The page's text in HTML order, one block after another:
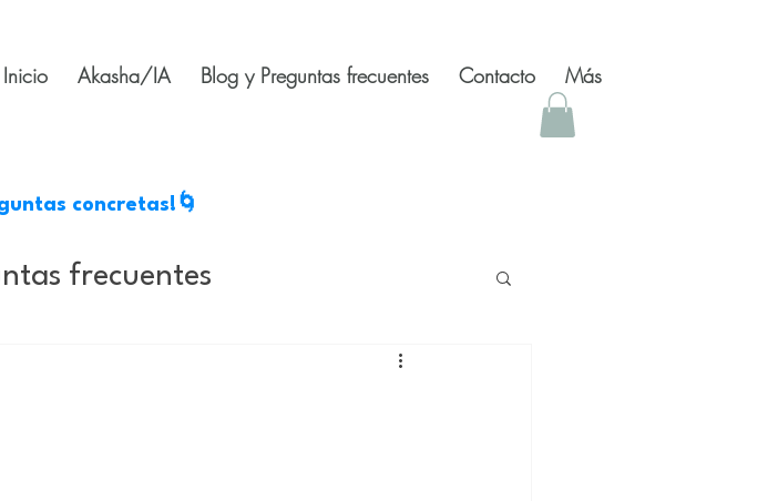
Inicio Akasha/IA Blog y Preguntas frecuentes Contacto Más
concretas!🌀
frecuentes
Escritos inspiradores